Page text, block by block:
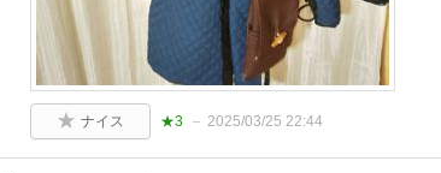
ナイス ★3 2025/03/25 22:44